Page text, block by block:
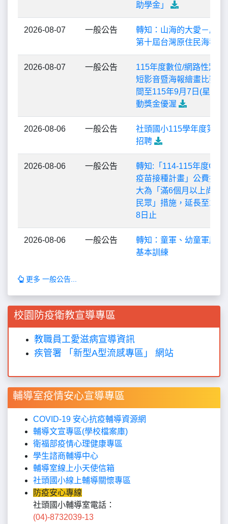
助學金」
2026-08-07 一般公告
轉知：山海的大愛－原容
第十屆台灣原住民海報雙
2026-08-07 一般公告
115年度數位/網路性別暴
短影音暨海報繪畫比賽」
間至115年9月7日(星期
動獎金優渥
2026-08-06 一般公告
社頭國小115學年度第三
招聘
2026-08-06 一般公告
轉知:「114-115年度
疫苗接種計畫」公費接種
大為「滿6個月以上尚未
民眾」措施，延長至115
8日止
2026-08-06 一般公告
轉知：童軍、幼童軍服務
基本訓練
更多 一般公告...
校園防疫衛教宣導專區
教職員工愛滋病宣導資訊
疾管署 「新型A型流感專區」 網站
輔導室疫情安心宣導專區
COVID-19 安心抗疫輔導資源網
輔導文宣專區(學校檔案庫)
衛福部疫情心理健康專區
學生諮商輔導中心
輔導室線上小天使信箱
社頭國小線上輔導關懷專區
防疫安心專線
社頭國小輔導室電話：
(04)-8732039-13